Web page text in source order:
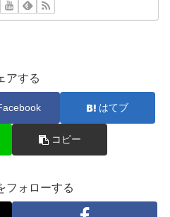
アする
はてブ
コピー
フォローする